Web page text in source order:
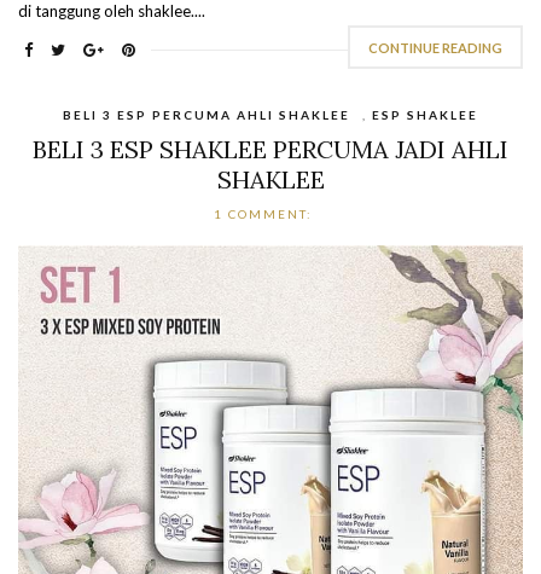
di tanggung oleh shaklee....
CONTINUE READING
BELI 3 ESP PERCUMA AHLI SHAKLEE ESP SHAKLEE
BELI 3 ESP SHAKLEE PERCUMA JADI AHLI
SHAKLEE
1 COMMENT: